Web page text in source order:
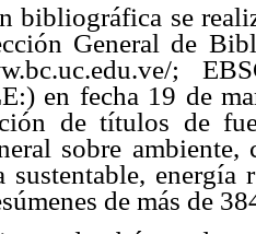
bibliográfica se
General de
;
en fecha 19 de
de títulos de
sobre
sustentable,
de más de